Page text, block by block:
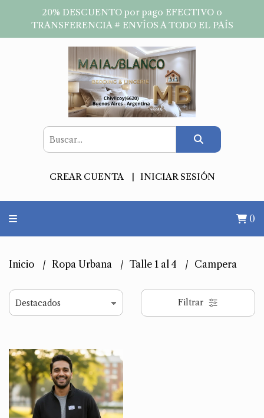
20% DESCUENTO por pago EFECTIVO o
TRANSFERENCIA # ENVÍOS A TODO EL PAÍS
CREAR CUENTA INICIAR SESIÓN
0
Inicio Ropa Urbana Talle 1 al 4 Campera
Filtrar